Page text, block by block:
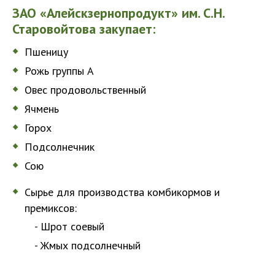
ЗАО «Алейскзернопродукт» им. С.Н.
Старовойтова закупает:
Пшеницу
Рожь группы А
Овес продовольственный
Ячмень
Горох
Подсолнечник
Сою
Сырье для производства комбикормов и
премиксов:
- Шрот соевый
- Жмых подсолнечный